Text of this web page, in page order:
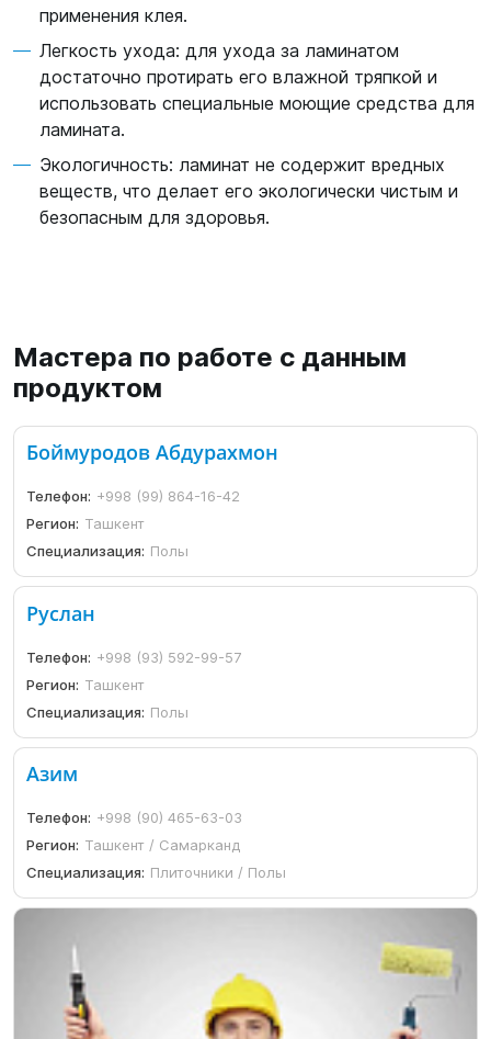
применения клея.
Легкость ухода: для ухода за ламинатом
достаточно протирать его влажной тряпкой и
использовать специальные моющие средства для
ламината.
Экологичность: ламинат не содержит вредных
веществ, что делает его экологически чистым и
безопасным для здоровья.
Мастера по работе с данным
продуктом
Боймуродов Абдурахмон
Телефон: +998 (99) 864-16-42
Регион: Ташкент
Специализация: Полы
Руслан
Телефон: +998 (93) 592-99-57
Регион: Ташкент
Специализация: Полы
Азим
Телефон: +998 (90) 465-63-03
Регион: Ташкент / Самарканд
Специализация: Плиточники / Полы